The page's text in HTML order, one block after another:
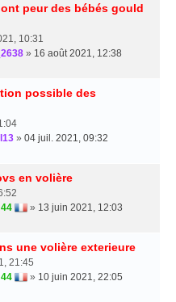
peur des bébés gould
10:31
» 16 août 2021, 12:38
possible des
» 04 juil. 2021, 09:32
en volière
» 13 juin 2021, 12:03
une volière exterieure
21:45
» 10 juin 2021, 22:05